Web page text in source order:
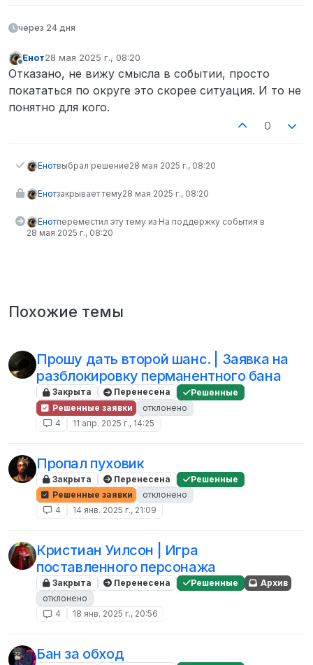
через 24 дня
Енот28 мая 2025 г., 08:20
отредактировано
Отказано, не вижу смысла в событии, просто
покататься по округе это скорее ситуация. И то не
понятно для кого.
0
Енотвыбрал решение28 мая 2025 г., 08:20
Енотзакрывает тему28 мая 2025 г., 08:20
Енотпереместил эту тему из На поддержку события в
28 мая 2025 г., 08:20
Похожие темы
Прошу дать второй шанс. | Заявка на
разблокировку перманентного бана
Закрыта Перенесена
Решенные
Решенные заявки
отклонено
4
11 апр. 2025 г., 14:25
Пропал пуховик
Закрыта Перенесена
Решенные
Решенные заявки
отклонено
4
14 янв. 2025 г., 21:09
Кристиан Уилсон | Игра
поставленного персонажа
Закрыта Перенесена Решенные
Архив
отклонено
4
18 янв. 2025 г., 20:56
Бан за обход